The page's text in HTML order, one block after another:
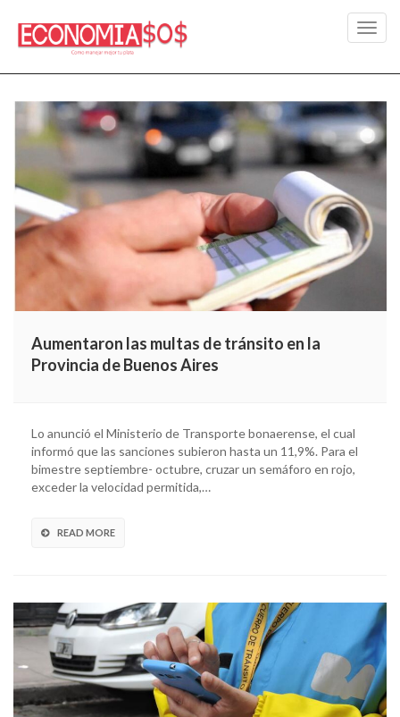
Aumentaron las multas de tránsito en la
Provincia de Buenos Aires
Lo anunció el Ministerio de Transporte bonaerense, el cual
informó que las sanciones subieron hasta un 11,9%. Para el
bimestre septiembre- octubre, cruzar un semáforo en rojo,
exceder la velocidad permitida,…
READ MORE